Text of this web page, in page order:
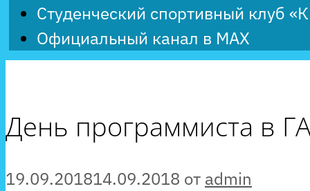
Студенческий спортивный клуб
Официальный канал в MAX
День программиста в
19.09.201814.09.2018 от admin